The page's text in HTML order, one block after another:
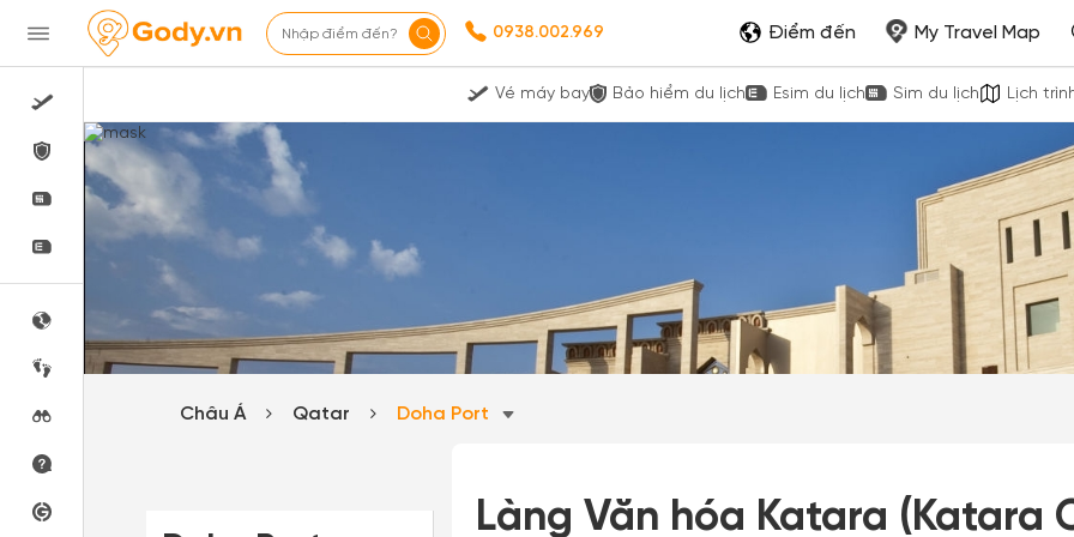
Nhập điểm đến? 0938.002.969 Điểm đến My Travel Map
Vé máy bay Bảo hiểm du lịch Esim du lịch Sim du lịch Lịch
Châu Á Qatar Doha Port
Làng Văn hóa Katara (Katara